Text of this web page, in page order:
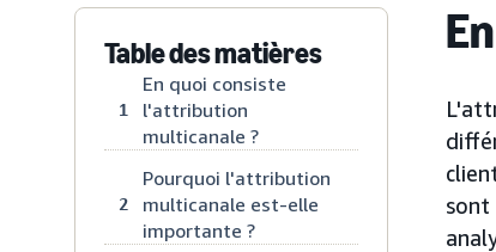
Table des matières
1
En quoi consiste
l'attribution
multicanale ?
2
Pourquoi l'attribution
multicanale est-elle
importante ?
sont